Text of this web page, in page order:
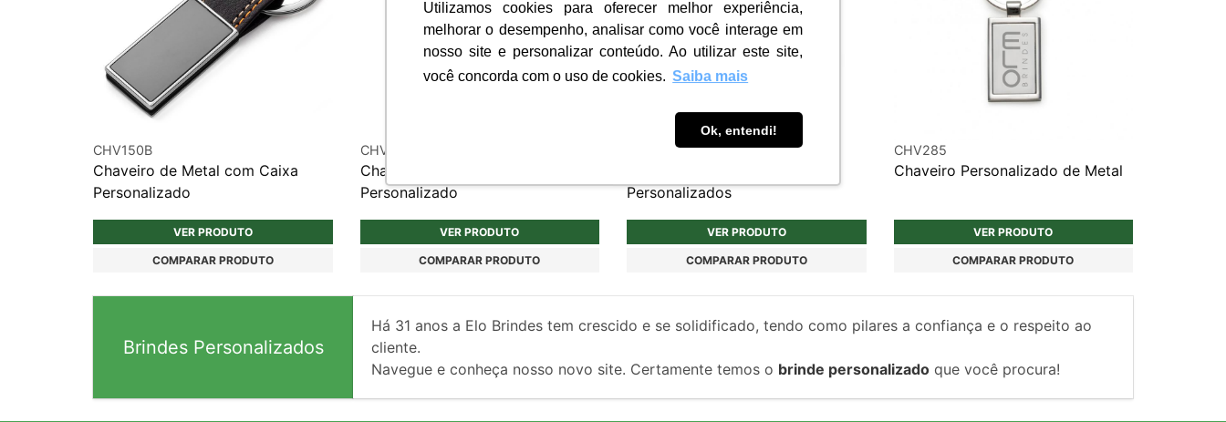
Utilizamos cookies para oferecer melhor experiência,
melhorar o desempenho, analisar como você interage em
nosso site e personalizar conteúdo. Ao utilizar este site,
você concorda com o uso de cookies. Saiba mais
Ok, entendi!
CHV150B
Chaveiro de Metal com Caixa
Personalizado
VER PRODUTO
COMPARAR PRODUTO
CHV287
Chaveiro Redondo em Bambu
Personalizado
VER PRODUTO
COMPARAR PRODUTO
CHV275
Personalizados
VER PRODUTO
COMPARAR PRODUTO
CHV285
Chaveiro Personalizado de Metal
VER PRODUTO
COMPARAR PRODUTO
Brindes Personalizados
Há 31 anos a Elo Brindes tem crescido e se solidificado, tendo como pilares a confiança e o respeito ao
cliente.
Navegue e conheça nosso novo site. Certamente temos o brinde personalizado que você procura!